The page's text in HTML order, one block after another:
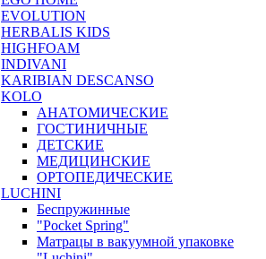
EVOLUTION
HERBALIS KIDS
HIGHFOAM
INDIVANI
KARIBIAN DESCANSO
KOLO
АНАТОМИЧЕСКИЕ
ГОСТИНИЧНЫЕ
ДЕТСКИЕ
МЕДИЦИНСКИЕ
ОРТОПЕДИЧЕСКИЕ
LUCHINI
Беспружинные
"Pocket Spring"
Матрацы в вакуумной упаковке